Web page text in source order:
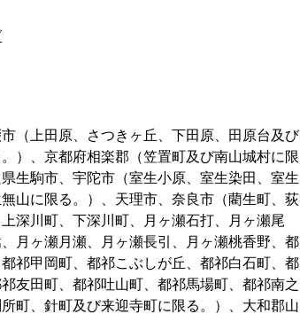
（上田原、さつきヶ丘、下田原、田原台及び
）、京都府相楽郡（笠置町及び南山城村に限
生駒市、宇陀市（室生小原、室生染田、室生
山に限る。）、天理市、奈良市（藺生町、荻
深川町、下深川町、月ヶ瀬石打、月ヶ瀬尾
月ヶ瀬月瀬、月ヶ瀬長引、月ヶ瀬桃香野、都
祁甲岡町、都祁こぶしが丘、都祁白石町、都
友田町、都祁吐山町、都祁馬場町、都祁南之
町、針町及び来迎寺町に限る。）、大和郡山